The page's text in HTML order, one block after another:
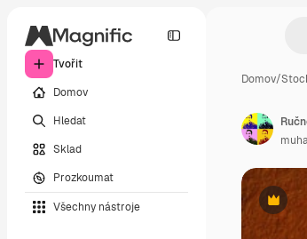
Tvořit
Domov
Hledat
Sklad
Prozkoumat
Všechny nástroje
Domov/